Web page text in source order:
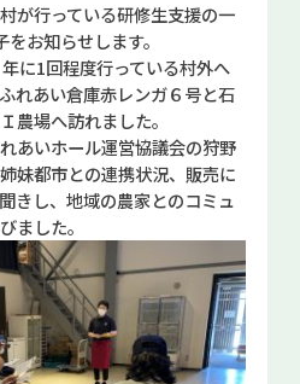
Language▼
が行っている研修生支援の一
お知らせします。
に1回程度行っている村外へ
れあい倉庫赤レンガ６号と石
農場へ訪れました。
あいホール運営協議会の狩野
妹都市との連携状況、販売に
きし、地域の農家とのコミュ
ました。